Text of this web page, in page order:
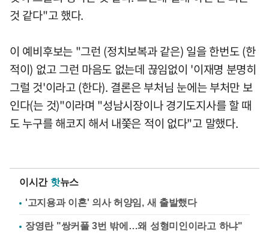
것 같다"고 했다.
이 예비후보는 "그런 (정치보복과 같은) 일을 한번도 (한
적이) 없고 그런 마음도 없는데 끊임없이 '이재명 분명히
그럴 것'이라고 (한다). 결론은 부처님 눈에는 부처만 보
인다(는 것)"이라며 "성남시장이나 경기도지사를 할 때
도 누구를 해코지 해서 내쫓은 적이 없다"고 말했다.
이시간 핫뉴스
'고지용과 이혼' 의사 허양임, 새 출발했다
장영란 "쌍커풀 3번 밖에…왜 성형미인이라고 하냐"